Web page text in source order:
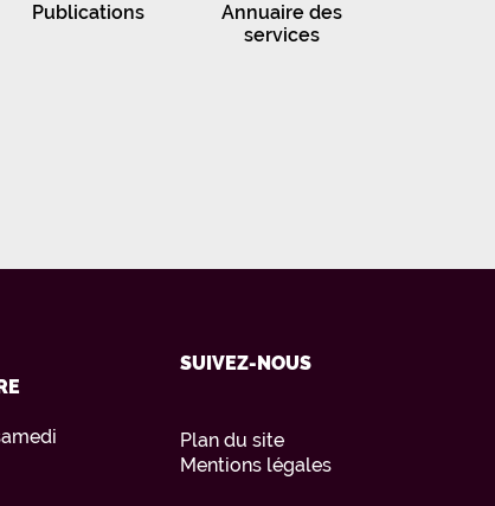
Publications
Annuaire des
services
SUIVEZ-NOUS
Plan du site
Mentions légales